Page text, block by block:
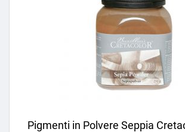
Pigmenti in Polvere Seppia